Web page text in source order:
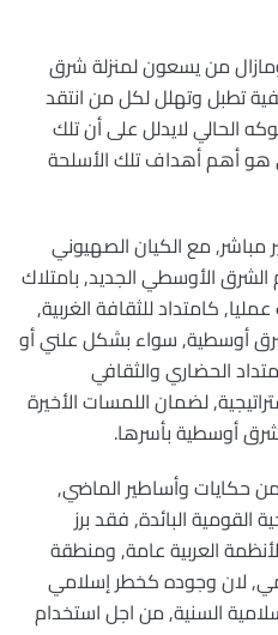
ومازال من يسعون لمنزلة شرق
تطبل وتهلل لكل من انتقد
الحالي لايدلل على أن تلك
هو أهم أهداف تلك الأسلحة
مع الكيان الصهيوني
الشرق الأوسطي الجديد, بامتلاك
كامتداد للثقافة الغربية,
أوسطية, سواء بشكل علني أو
الحضاري والثقافي
لضمان اللمسات الأخيرة
أوسطية بأسرها.
حكايات وأساطير الماضي,
القومية البائدة, فقد برز
العربية عامة, ومنطقة
لان وجوده كخطر إسلامي
السنية, من اجل استخدام